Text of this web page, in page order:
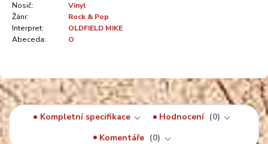
Nosič:
Vinyl
Žánr:
Rock & Pop
Interpret:
OLDFIELD MIKE
Abeceda:
O
Kompletní specifikace Hodnocení
0
Komentáře
0